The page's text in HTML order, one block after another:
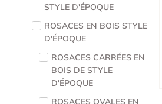
STYLE D'ÉPOQUE
ROSACES EN BOIS STYLE
D'ÉPOQUE
ROSACES CARRÉES EN
BOIS DE STYLE
D'ÉPOQUE
ROSACES OVALES EN